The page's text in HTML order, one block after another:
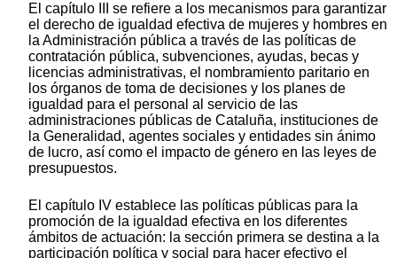
El capítulo III se refiere a los mecanismos para garantizar
el derecho de igualdad efectiva de mujeres y hombres en
la Administración pública a través de las políticas de
contratación pública, subvenciones, ayudas, becas y
licencias administrativas, el nombramiento paritario en
los órganos de toma de decisiones y los planes de
igualdad para el personal al servicio de las
administraciones públicas de Cataluña, instituciones de
la Generalidad, agentes sociales y entidades sin ánimo
de lucro, así como el impacto de género en las leyes de
presupuestos.
El capítulo IV establece las políticas públicas para la
promoción de la igualdad efectiva en los diferentes
ámbitos de actuación: la sección primera se destina a la
participación política y social para hacer efectivo el